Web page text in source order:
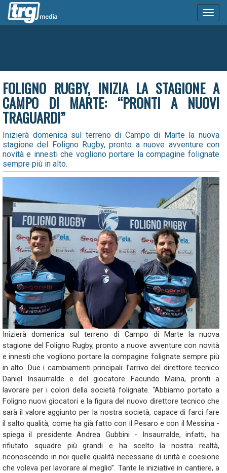
FOLIGNO RUGBY, INIZIA LA STAGIONE A
CAMPO DI MARTE: “PRONTI A NUOVI
TRAGUARDI”
Inizierà domenica sul terreno di Campo di Marte la nuova
stagione del Foligno Rugby, pronto a nuove avventure con
novità e innesti che vogliono portare la compagine folignate
sempre più in alto.
Inizierà domenica sul terreno di Campo di Marte la nuova
stagione del Foligno Rugby, pronto a nuove avventure con novità
e innesti che vogliono portare la compagine folignate sempre più
in alto. Due i cambiamenti principali: l’arrivo del direttore tecnico
Daniel Insaurralde e del giocatore Facundo Maina, pronti a
lavorare per i colori della società folignate. “Abbiamo portato a
Foligno nuovi giocatori e la figura del nuovo direttore tecnico che
sarà il valore aggiunto per la nostra società, capace di farci fare
il salto qualità, come ha già fatto con il Pesaro e con il Messina -
spiega il presidente Andrea Gubbini - Insaurralde, infatti, ha
rifiutato squadre più grandi e ha scelto la nostra realtà,
riconoscendo in noi quelle qualità necessarie di unità e coesione
che voleva per lavorare al meglio”. Tante le iniziative in cantiere, a